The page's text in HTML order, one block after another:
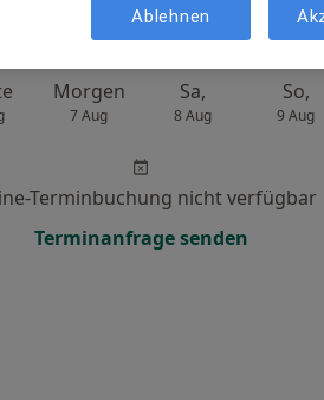
Morgen
7 Aug
Sa,
8 Aug
So,
9 Aug
Terminbuchung nicht verfügbar
Terminanfrage senden
Ablehnen